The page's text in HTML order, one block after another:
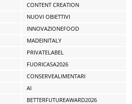
CONTENT CREATION
NUOVI OBIETTIVI
INNOVAZIONEFOOD
MADEINITALY
PRIVATELABEL
FUORICASA2026
CONSERVEALIMENTARI
AI
BETTERFUTUREAWARD2026